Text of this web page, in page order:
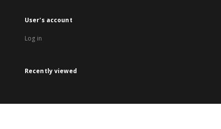
User's account
Log in
Recently viewed